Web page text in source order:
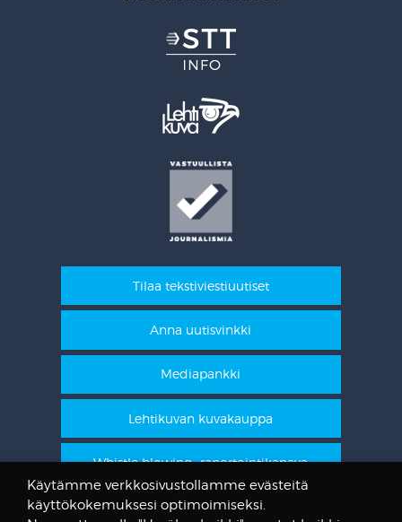
Tilaa tekstiviestiuutiset
Anna uutisvinkki
Mediapankki
Lehtikuvan kuvakauppa
Whistle blowing -raportointikanava
Käytämme verkkosivustollamme evästeitä
käyttökokemuksesi optimoimiseksi.